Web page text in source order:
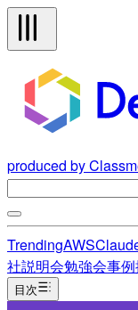
produced by
TrendingAWS
社説明会勉強会事例
目次